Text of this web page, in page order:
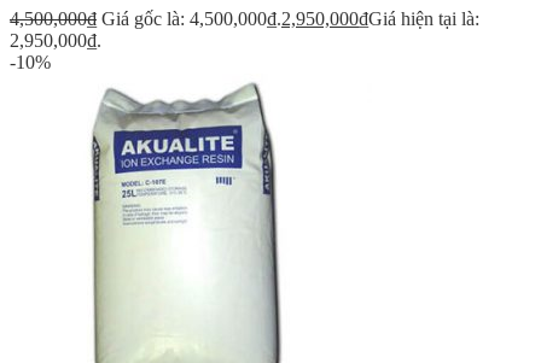
4,500,000₫ Giá gốc là: 4,500,000₫.2,950,000₫Giá hiện tại là:
2,950,000₫.
-10%